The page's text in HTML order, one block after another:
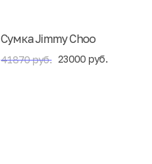
Сумка Jimmy Choo
41870 руб. 23000 руб.